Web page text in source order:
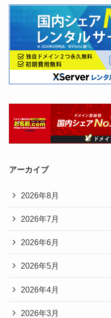
アーカイブ
2026年8月
2026年7月
2026年6月
2026年5月
2026年4月
2026年3月